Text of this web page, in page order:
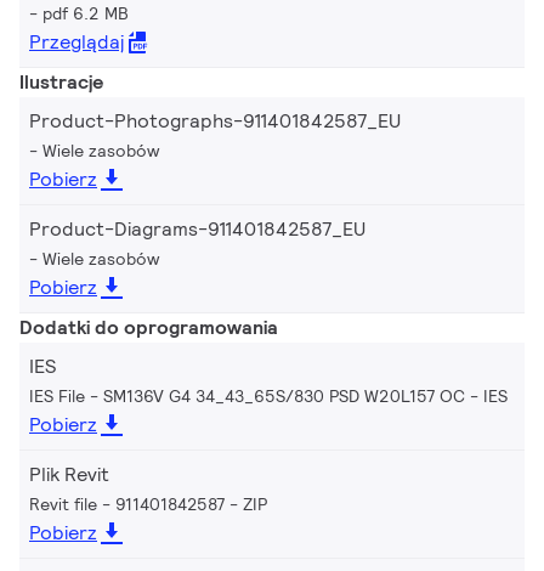
pdf 6.2 MB
Przeglądaj
Ilustracje
Product-Photographs-911401842587_EU
Wiele zasobów
Pobierz
Product-Diagrams-911401842587_EU
Wiele zasobów
Pobierz
Dodatki do oprogramowania
IES
IES File - SM136V G4 34_43_65S/830 PSD W20L157 OC IES
Pobierz
Plik Revit
Revit file - 911401842587 ZIP
Pobierz